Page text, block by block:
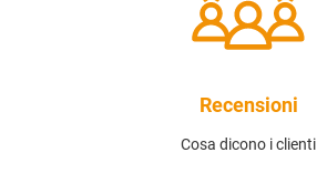
Recensioni
Cosa dicono i clienti